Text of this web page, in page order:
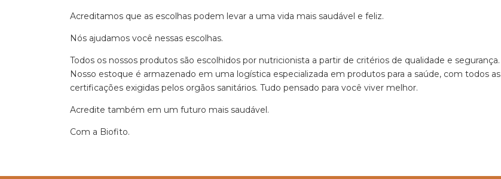
Acreditamos que as escolhas podem levar a uma vida mais saudável e feliz.
Nós ajudamos você nessas escolhas.
Todos os nossos produtos são escolhidos por nutricionista a partir de critérios de qualidade e segurança.
Nosso estoque é armazenado em uma logística especializada em produtos para a saúde, com todos as
certificações exigidas pelos orgãos sanitários. Tudo pensado para você viver melhor.
Acredite também em um futuro mais saudável.
Com a Biofito.